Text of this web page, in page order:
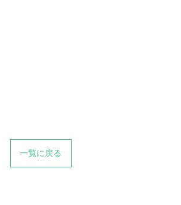
一覧に戻る